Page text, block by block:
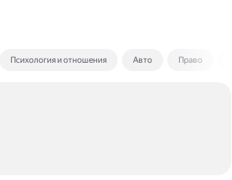
Психология и отношения Авто Право